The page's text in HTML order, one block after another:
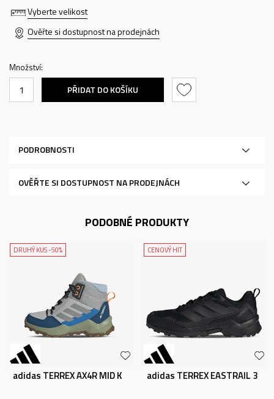
Vyberte velikost
Ověřte si dostupnost na prodejnách
Množství:
PŘIDAT DO KOŠÍKU
PODROBNOSTI
OVĚŘTE SI DOSTUPNOST NA PRODEJNÁCH
PODOBNÉ PRODUKTY
DRUHÝ KUS -50%
adidas TERREX AX4R MID K
CENOVÝ HIT
adidas TERREX EASTRAIL 3